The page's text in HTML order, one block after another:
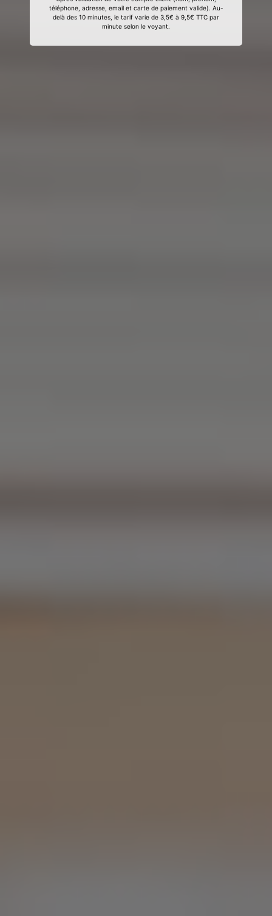
téléphone, adresse, email et carte de paiement valide). Au-
delà des 10 minutes, le tarif varie de 3,5€ à 9,5€ TTC par
minute selon le voyant.